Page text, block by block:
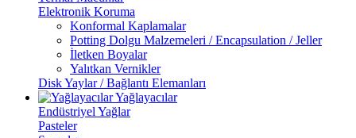
Elektronik Koruma
Konformal Kaplamalar
Potting Dolgu Malzemeleri / Encapsulation / Jeller
İletken Boyalar
Yalıtkan Vernikler
Disk Yaylar / Bağlantı Elemanları
Yağlayacılar
Endüstriyel Yağlar
Pasteler